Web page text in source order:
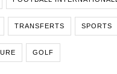
TRANSFERTS SPORTS
GOLF